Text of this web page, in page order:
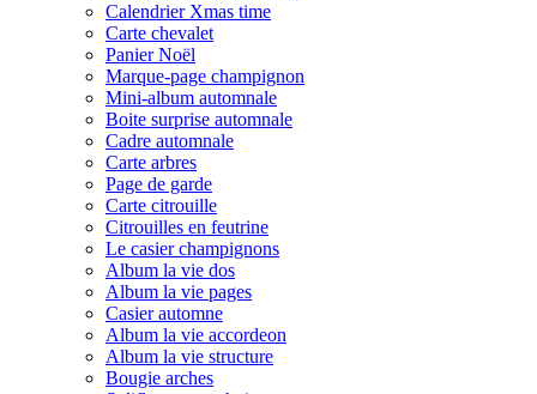
Calendrier Xmas time
Carte chevalet
Panier Noël
Marque-page champignon
Mini-album automnale
Boite surprise automnale
Cadre automnale
Carte arbres
Page de garde
Carte citrouille
Citrouilles en feutrine
Le casier champignons
Album la vie dos
Album la vie pages
Casier automne
Album la vie accordeon
Album la vie structure
Bougie arches